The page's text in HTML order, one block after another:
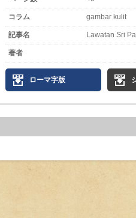
コラム gambar kulit
記事名 Lawatan Sri
著者
ローマ字版